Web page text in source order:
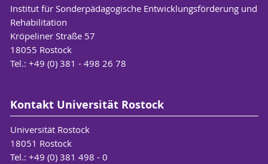
Institut für Sonderpädagogische Entwicklungsförderung und
Rehabilitation
Kröpeliner Straße 57
18055 Rostock
Tel.: +49 (0) 381 - 498 26 78
Kontakt Universität Rostock
Universität Rostock
18051 Rostock
Tel.: +49 (0) 381 498 - 0